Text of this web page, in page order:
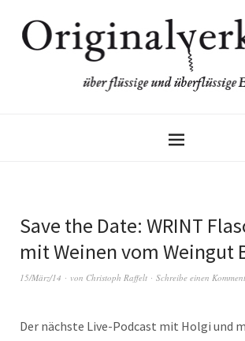
Save the Date: WRINT
mit Weinen vom Weingut
15/März/14 von Christoph Raffelt Schreibe einen
Der nächste Live-Podcast mit Holgi und